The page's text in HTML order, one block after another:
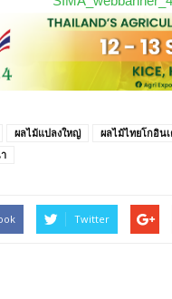
ผลไม้แปลงใหญ่ ผลไม้ไทยโกอิน
Twitter